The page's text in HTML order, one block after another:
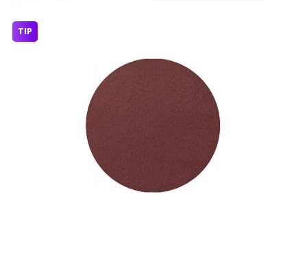
Dětská hřiště
Autodoplňky
TIP